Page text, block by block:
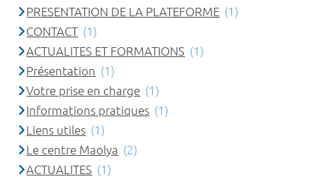
PRESENTATION DE LA PLATEFORME (1)
CONTACT (1)
ACTUALITES ET FORMATIONS (1)
Présentation (1)
Votre prise en charge (1)
Informations pratiques (1)
Liens utiles (1)
Le centre Maolya (2)
ACTUALITES (1)